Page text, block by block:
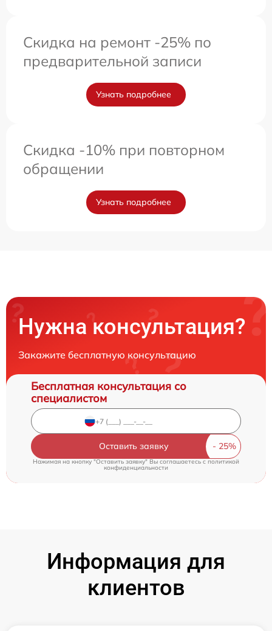
Скидка на ремонт -25% по
предварительной записи
Узнать подробнее
Скидка -10% при повторном
обращении
Узнать подробнее
Нужна консультация?
Закажите бесплатную консультацию
Бесплатная консультация со
специалистом
Оставить заявку
Нажимая на кнопку "Оставить заявку" Вы соглашаетесь cполитикой
конфиденциальности
Информация для
клиентов